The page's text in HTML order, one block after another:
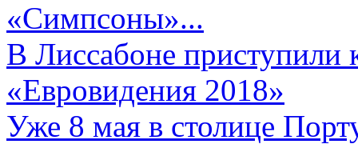
«Симпсоны»...
В Лиссабоне приступили
«Евровидения 2018»
Уже 8 мая в столице